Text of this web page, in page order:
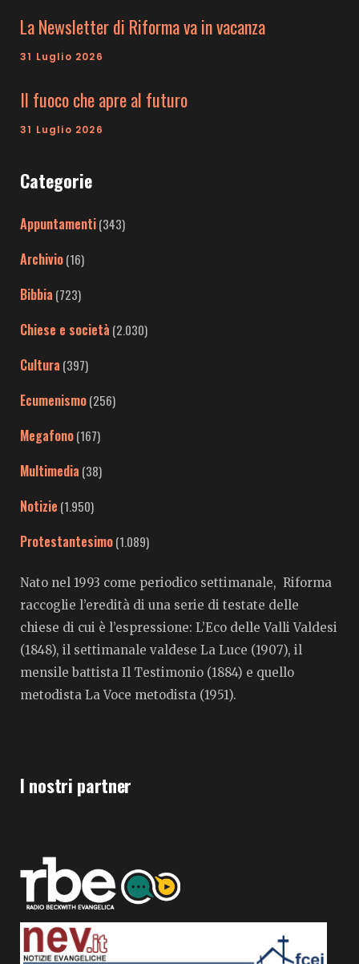
La Newsletter di Riforma va in vacanza
31 Luglio 2026
Il fuoco che apre al futuro
31 Luglio 2026
Categorie
Appuntamenti(343)
Archivio(16)
Bibbia (723)
Chiese e società (2.030)
Cultura (397)
Ecumenismo(256)
Megafono(167)
Multimedia (38)
Notizie (1.950)
Protestantesimo(1.089)
Nato nel 1993 come periodico settimanale, Riforma
raccoglie l’eredità di una serie di testate delle
chiese di cui è l’espressione: L’Eco delle Valli Valdesi
(1848), il settimanale valdese La Luce (1907), il
mensile battista Il Testimonio (1884) e quello
metodista La Voce metodista (1951).
I nostri partner